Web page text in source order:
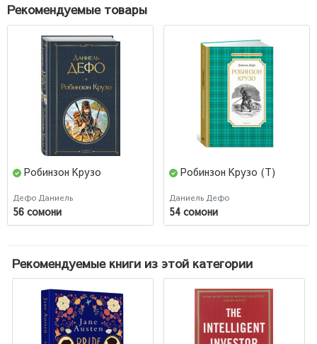
Рекомендуемые товары
Робинзон Крузо
Дефо Даниель
56 сомони
Робинзон Крузо (Т)
Даниель Дефо
54 сомони
Рекомендуемые книги из этой категории